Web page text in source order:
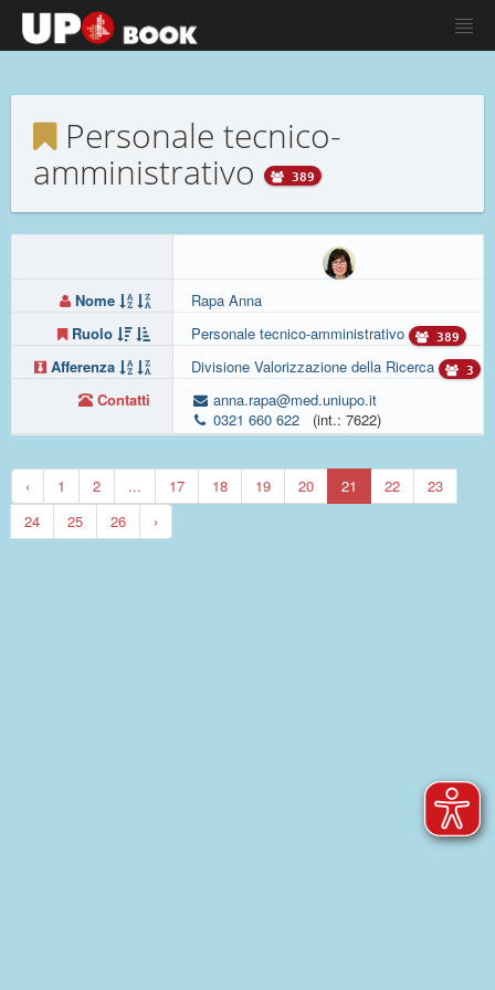
Personale tecnico-
amministrativo
389
Nome
Ruolo
Afferenza
Contatti
Rapa Anna
Personale tecnico-amministrativo
389
Divisione Valorizzazione della Ricerca 3
anna.rapa@med.uniupo.it
0321 660 622
(int.: 7622)
‹ 1 2 ... 17 18 19 20 21 22
23
24
25 26 ›